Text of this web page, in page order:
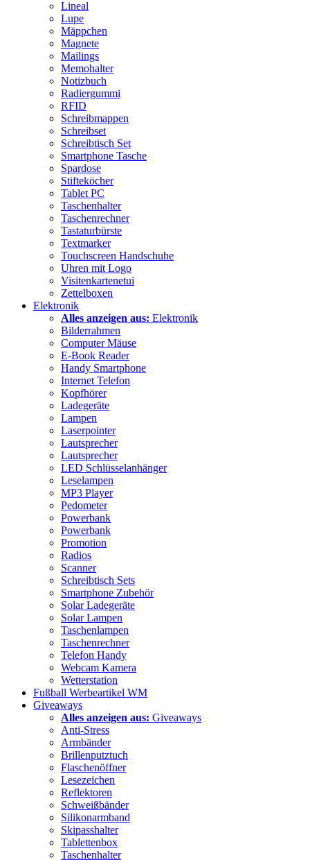
Lineal
Lupe
Mäppchen
Magnete
Mailings
Memohalter
Notizbuch
Radiergummi
RFID
Schreibmappen
Schreibset
Schreibtisch Set
Smartphone Tasche
Spardose
Stifteköcher
Tablet PC
Taschenhalter
Taschenrechner
Tastaturbürste
Textmarker
Touchscreen Handschuhe
Uhren mit Logo
Visitenkartenetui
Zettelboxen
Elektronik
Alles anzeigen aus: Elektronik
Bilderrahmen
Computer Mäuse
E-Book Reader
Handy Smartphone
Internet Telefon
Kopfhörer
Ladegeräte
Lampen
Laserpointer
Lautsprecher
Lautsprecher
LED Schlüsselanhänger
Leselampen
MP3 Player
Pedometer
Powerbank
Powerbank
Promotion
Radios
Scanner
Schreibtisch Sets
Smartphone Zubehör
Solar Ladegeräte
Solar Lampen
Taschenlampen
Taschenrechner
Telefon Handy
Webcam Kamera
Wetterstation
Fußball Werbeartikel WM
Giveaways
Alles anzeigen aus: Giveaways
Anti-Stress
Armbänder
Brillenputztuch
Flaschenöffner
Lesezeichen
Reflektoren
Schweißbänder
Silikonarmband
Skipasshalter
Tablettenbox
Taschenhalter